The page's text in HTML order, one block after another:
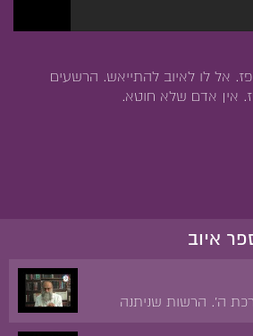
אל לו לאיוב להתייאש. הרשעים
אין אדם שלא חוטא.
איוב
ה'. הרשות שניתנה